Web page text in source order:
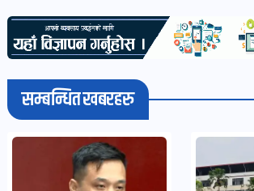
भिडियो-
पडकास्ट
पोष्टसम्बन्धित खबरहरु